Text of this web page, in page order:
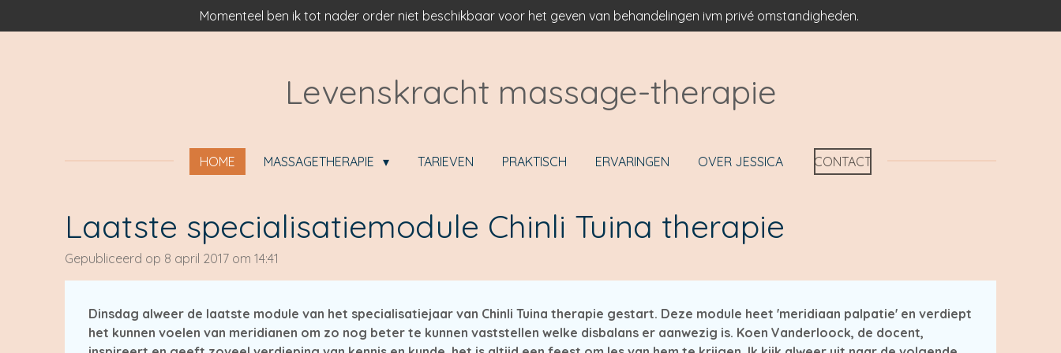
direct
Momenteel ben ik tot nader order niet beschikbaar voor het geven van behandelingen ivm privé omstandigheden.
Levenskracht massage-therapie
HOME MASSAGETHERAPIE TARIEVEN PRAKTISCH ERVARINGEN OVER JESSICA CONTACT
Laatste specialisatiemodule Chinli Tuina therapie
Gepubliceerd op 8 april 2017 om 14:41
Dinsdag alweer de laatste module van het specialisatiejaar van Chinli Tuina therapie gestart. Deze module heet 'meridiaan palpatie' en verdiept
het kunnen voelen van meridianen om zo nog beter te kunnen vaststellen welke disbalans er aanwezig is. Koen Vanderloock, de docent,